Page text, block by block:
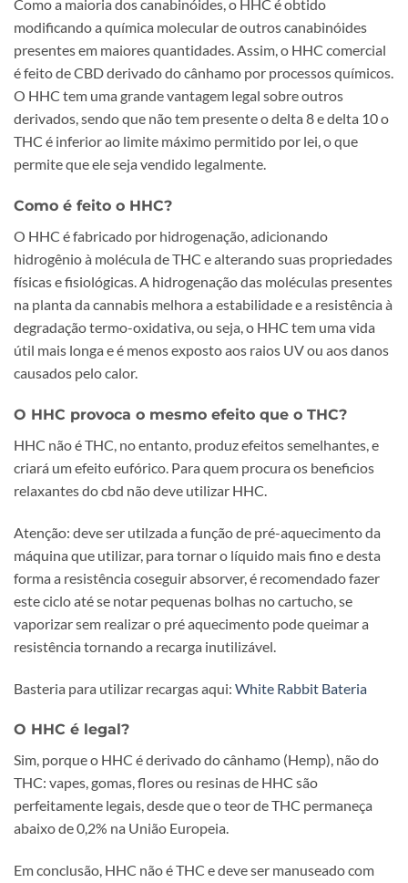
Como a maioria dos canabinóides, o HHC é obtido
modificando a química molecular de outros canabinóides
presentes em maiores quantidades. Assim, o HHC comercial
é feito de CBD derivado do cânhamo por processos químicos.
O HHC tem uma grande vantagem legal sobre outros
derivados, sendo que não tem presente o delta 8 e delta 10 o
THC é inferior ao limite máximo permitido por lei, o que
permite que ele seja vendido legalmente.
Como é feito o HHC?
O HHC é fabricado por hidrogenação, adicionando
hidrogênio à molécula de THC e alterando suas propriedades
físicas e fisiológicas. A hidrogenação das moléculas presentes
na planta da cannabis melhora a estabilidade e a resistência à
degradação termo-oxidativa, ou seja, o HHC tem uma vida
útil mais longa e é menos exposto aos raios UV ou aos danos
causados pelo calor.
O HHC provoca o mesmo efeito que o THC?
HHC não é THC, no entanto, produz efeitos semelhantes, e
criará um efeito eufórico. Para quem procura os beneficios
relaxantes do cbd não deve utilizar HHC.
Atenção: deve ser utilzada a função de pré-aquecimento da
máquina que utilizar, para tornar o líquido mais fino e desta
forma a resistência coseguir absorver, é recomendado fazer
este ciclo até se notar pequenas bolhas no cartucho, se
vaporizar sem realizar o pré aquecimento pode queimar a
resistência tornando a recarga inutilizável.
Basteria para utilizar recargas aqui: White Rabbit Bateria
O HHC é legal?
Sim, porque o HHC é derivado do cânhamo (Hemp), não do
THC: vapes, gomas, flores ou resinas de HHC são
perfeitamente legais, desde que o teor de THC permaneça
abaixo de 0,2% na União Europeia.
Em conclusão, HHC não é THC e deve ser manuseado com